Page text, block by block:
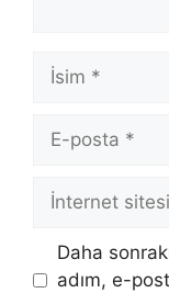
İsim
posta
İnternet
Daha
adım, e-